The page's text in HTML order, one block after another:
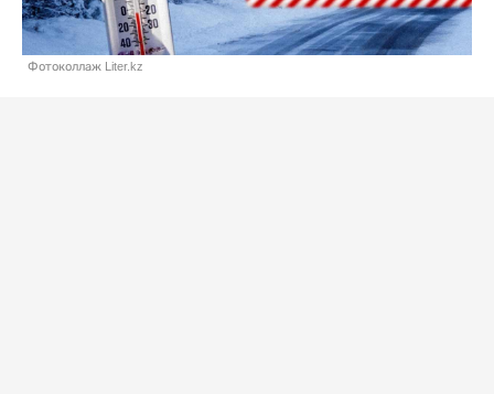
Фотоколлаж Liter.kz